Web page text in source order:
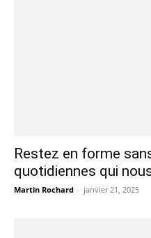
Restez en forme
quotidiennes qui
Martin Rochard - janvier 21, 2025